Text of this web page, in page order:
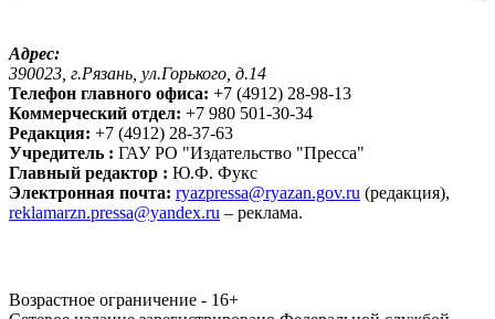
Адрес:
390023, г.Рязань, ул.Горького, д.14
Телефон главного офиса: +7 (4912) 28-98-13
Коммерческий отдел: +7 980 501-30-34
Редакция: +7 (4912) 28-37-63
Учредитель : ГАУ РО "Издательство "Пресса"
Главный редактор : Ю.Ф. Фукс
Электронная почта: ryazpressa@ryazan.gov.ru (редакция),
reklamarzn.pressa@yandex.ru – реклама.
Возрастное ограничение - 16+